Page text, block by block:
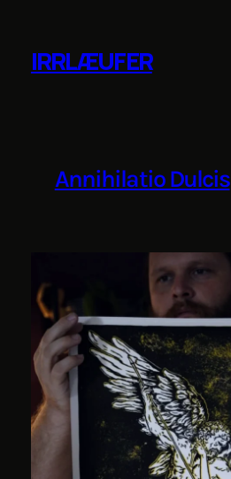
springen
IRRLÆUFER
Annihilatio Dulcis